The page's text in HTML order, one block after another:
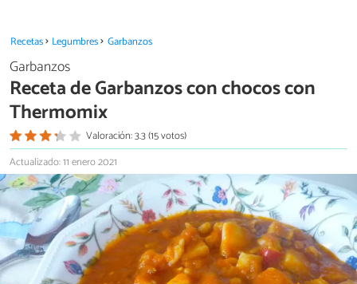
Recetas Legumbres Garbanzos
Garbanzos
Receta de Garbanzos con chocos con
Thermomix
Valoración: 3.3 (15 votos)
Actualizado: 11 enero 2021